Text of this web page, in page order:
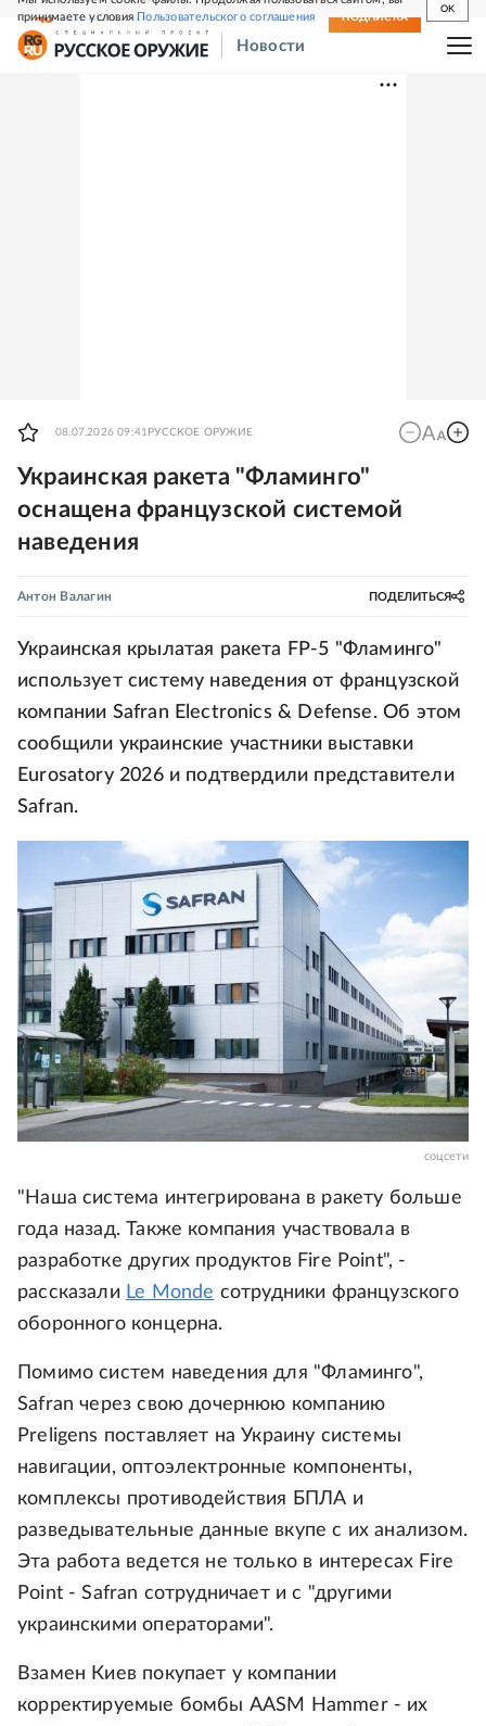
принимаете условияПользовательского соглашения
OK
СВЕЖИЙ НОМЕР ПОДПИСКА
Новости
08.07.2026 09:41 РУССКОЕ ОРУЖИЕ
Украинская ракета "Фламинго"
оснащена французской системой
наведения
Антон Валагин ПОДЕЛИТЬСЯ
Украинская крылатая ракета FP-5 "Фламинго"
использует систему наведения от французской
компании Safran Electronics & Defense. Об этом
сообщили украинские участники выставки
Eurosatory 2026 и подтвердили представители
Safran.
соцсети
"Наша система интегрирована в ракету больше
года назад. Также компания участвовала в
разработке других продуктов Fire Point", -
рассказали Le Monde сотрудники французского
оборонного концерна.
Помимо систем наведения для "Фламинго",
Safran через свою дочернюю компанию
Preligens поставляет на Украину системы
навигации, оптоэлектронные компоненты,
комплексы противодействия БПЛА и
разведывательные данные вкупе с их анализом.
Эта работа ведется не только в интересах Fire
Point - Safran сотрудничает и с "другими
украинскими операторами".
Взамен Киев покупает у компании
корректируемые бомбы AASM Hammer - их